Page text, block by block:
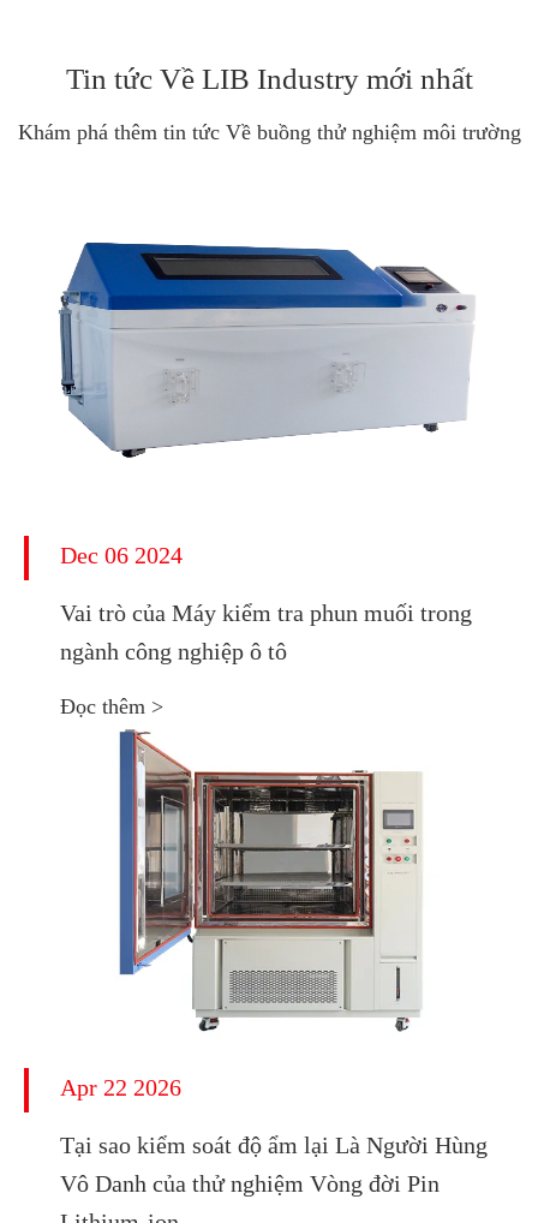
Tin tức Về LIB Industry mới nhất
Khám phá thêm tin tức Về buồng thử nghiệm môi trường
Dec 06 2024
Vai trò của Máy kiểm tra phun muối trong
ngành công nghiệp ô tô
Đọc thêm >
Apr 22 2026
Tại sao kiểm soát độ ẩm lại Là Người Hùng
Vô Danh của thử nghiệm Vòng đời Pin